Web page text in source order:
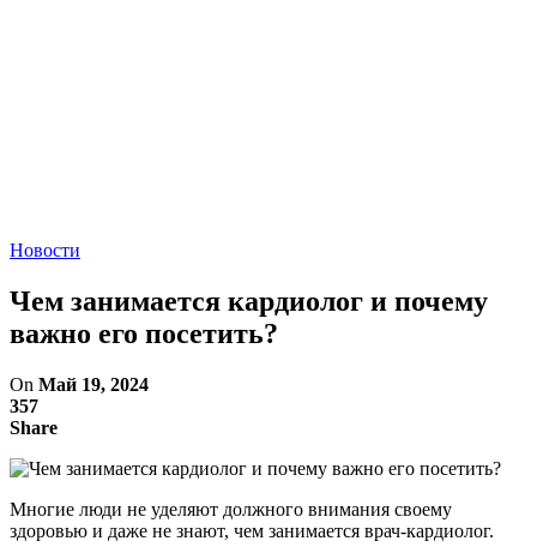
Новости
Чем занимается кардиолог и почему
важно его посетить?
On Май 19, 2024
357
Share
Многие люди не уделяют должного внимания своему
здоровью и даже не знают, чем занимается врач-кардиолог.